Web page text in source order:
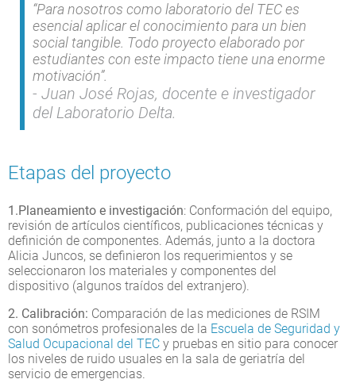
“Para nosotros como laboratorio del TEC es
esencial aplicar el conocimiento para un bien
social tangible. Todo proyecto elaborado por
estudiantes con este impacto tiene una enorme
motivación”.
Juan José Rojas, docente e investigador
del Laboratorio Delta.
Etapas del proyecto
1.Planeamiento e investigación: Conformación del equipo,
revisión de artículos científicos, publicaciones técnicas y
definición de componentes. Además, junto a la doctora
Alicia Juncos, se definieron los requerimientos y se
seleccionaron los materiales y componentes del
dispositivo (algunos traídos del extranjero).
2. Calibración: Comparación de las mediciones de RSIM
con sonómetros profesionales de la Escuela de Seguridad y
Salud Ocupacional del TEC y pruebas en sitio para conocer
los niveles de ruido usuales en la sala de geriatría del
servicio de emergencias.